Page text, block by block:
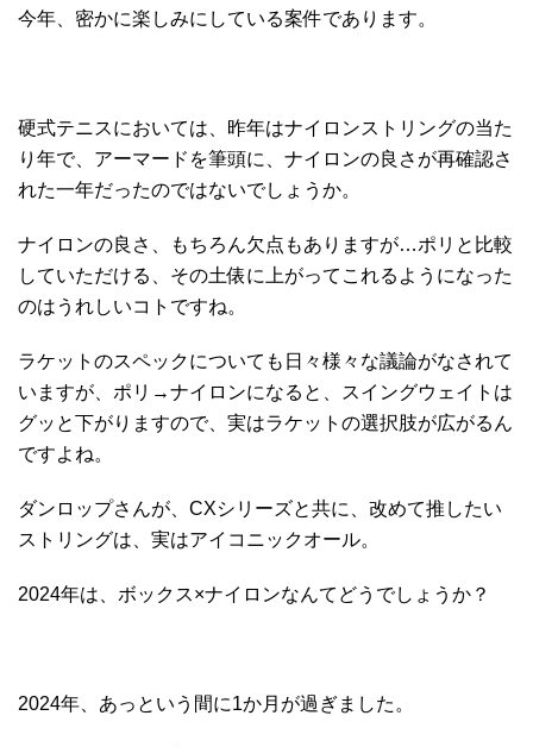
今年、密かに楽しみにしている案件であります。
硬式テニスにおいては、昨年はナイロンストリングの当た
り年で、アーマードを筆頭に、ナイロンの良さが再確認さ
れた一年だったのではないでしょうか。
ナイロンの良さ、もちろん欠点もありますが…ポリと比較
していただける、その土俵に上がってこれるようになった
のはうれしいコトですね。
ラケットのスペックについても日々様々な議論がなされて
いますが、ポリ→ナイロンになると、スイングウェイトは
グッと下がりますので、実はラケットの選択肢が広がるん
ですよね。
ダンロップさんが、CXシリーズと共に、改めて推したい
ストリングは、実はアイコニックオール。
2024年は、ボックス×ナイロンなんてどうでしょうか？
2024年、あっという間に1か月が過ぎました。